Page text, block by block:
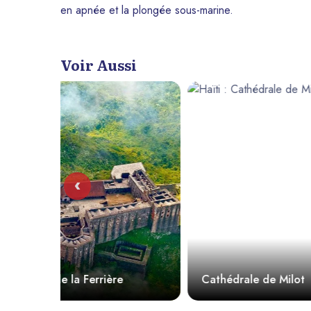
en apnée et la plongée sous-marine.
Voir Aussi
Cathédrale de Milot Haïti
‹